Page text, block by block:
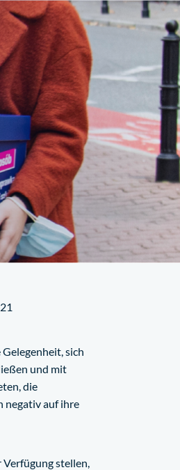
sich
und mit
die
negativ auf ihre
stellen,